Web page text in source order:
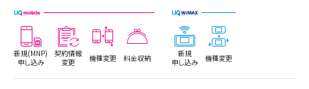
新規(MNP)
申し込み
契約情報
変更
機種変更 料金収納
新規
申し込み
機種変更